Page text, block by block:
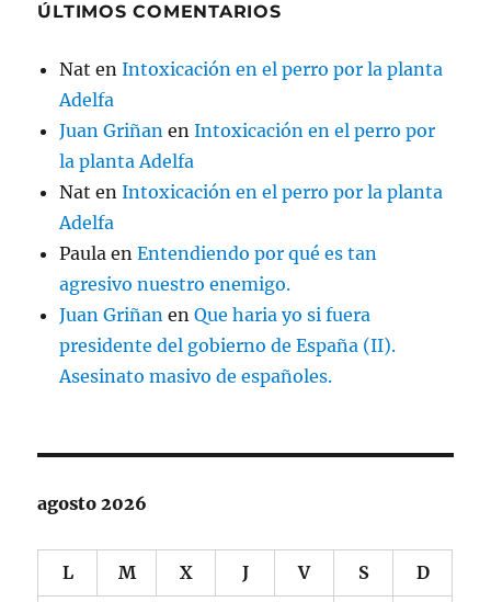
ÚLTIMOS COMENTARIOS
Nat enIntoxicación en el perro por la planta
Adelfa
Juan Griñan enIntoxicación en el perro por
la planta Adelfa
Nat enIntoxicación en el perro por la planta
Adelfa
Paula enEntendiendo por qué es tan
agresivo nuestro enemigo.
Juan Griñan enQue haria yo si fuera
presidente del gobierno de España (II).
Asesinato masivo de españoles.
agosto 2026
L M X J V S D